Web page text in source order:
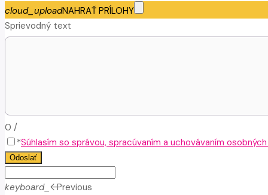
cloud_uploadNAHRAŤ PRÍLOHY
Sprievodný text
0 /
*Súhlasím so správou, spracúvaním a uchovávaním
Odoslať
keyboard_arrow_leftPrevious